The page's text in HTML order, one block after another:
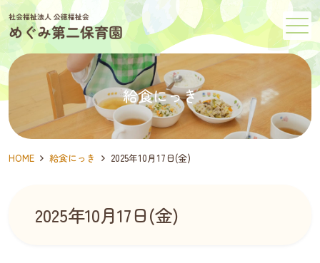
メニュー
給食にっき
HOME 給食にっき 2025年10月17日(金)
2025年10月17日(金)